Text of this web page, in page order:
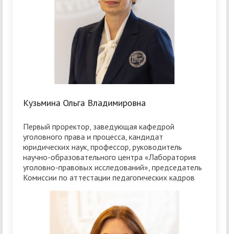
Кузьмина Ольга Владимировна
Первый проректор, заведующая кафедрой
уголовного права и процесса, кандидат
юридических наук, профессор, руководитель
научно-образовательного центра «Лаборатория
уголовно-правовых исследований», председатель
Комиссии по аттестации педагогических кадров